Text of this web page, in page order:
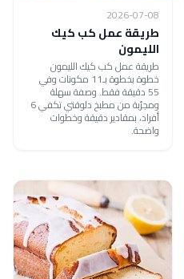
2026-07-08
طريقة عمل كب كيك
الليمون
طريقة عمل كب كيك الليمون
خطوة بخطوة بـ11 مكونات وفي
55 دقيقة فقط. وصفة سهلة
ومجرّبة من مطبخ دلوقتي تكفي 6
أفراد، بمقادير دقيقة وخطوات
واضحة.